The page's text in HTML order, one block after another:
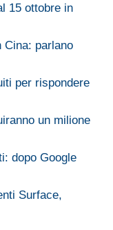
15 ottobre in
Cina: parlano
per rispondere
un milione
dopo Google
Surface,